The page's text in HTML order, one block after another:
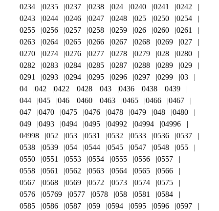
0234 0235 0237 0238 024 0240 0241
0242
0243
0244 0246 0247 0248 025 0250
0254
0255
0256 0257 0258 0259 026 0260
0261
0263
0264 0265 0266 0267 0268 0269
027
0270
0274 0276 0277 0278 0279 028
0280
0282
0283 0284 0285 0287 0288 0289
029
0291
0293 0294 0295 0296 0297 0299
03
04
042 0422 0428 043 0436 0438
0439
044
045 046 0460 0463 0465 0466
0467
047
0470 0475 0476 0478 0479 048
0480
049
0493 0494 0495 04992 04994
04996
04998
052 053 0531 0532 0533 0536
0537
0538
0539 054 0544 0545 0547 0548
055
0550
0551 0553 0554 0555 0556
0557
0558
0561 0562 0563 0564 0565
0566
0567
0568 0569 0572 0573 0574
0575
0576
05769 0577 0578 058 0581
0584
0585
0586 0587 059 0594 0595 0596
0597